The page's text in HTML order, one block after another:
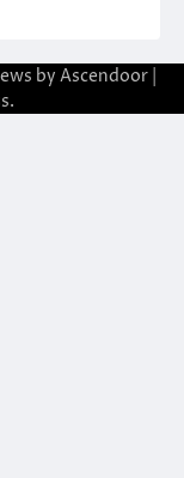
by Ascendoor
.